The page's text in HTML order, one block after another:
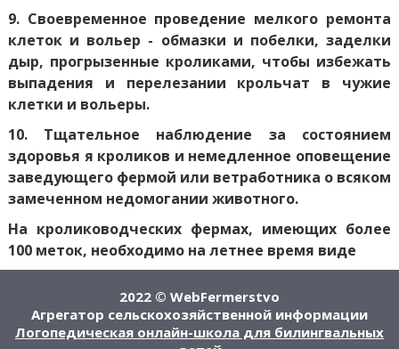
9. Своевременное проведение мелкого ремонта
клеток и вольер - обмазки и побелки, заделки
дыр, прогрызенные кроликами, чтобы избежать
выпадения и перелезании крольчат в чужие
клетки и вольеры.
10. Тщательное наблюдение за состоянием
здоровья я кроликов и немедленное оповещение
заведующего фермой или ветработника о всяком
замеченном недомогании животного.
На кролиководческих фермах, имеющих более
100 меток, необходимо на летнее время виде
2022 © WebFermerstvo
Агрегатор сельскохозяйственной информации
Логопедическая онлайн-школа для билингвальных